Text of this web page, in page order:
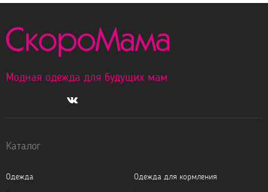
Модная одежда для будущих мам
Каталог
Одежда
Одежда для кормления